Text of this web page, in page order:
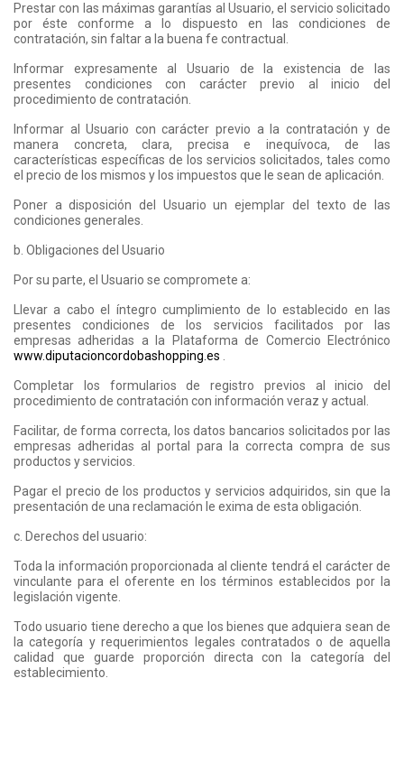
Prestar con las máximas garantías al Usuario, el servicio solicitado
por éste conforme a lo dispuesto en las condiciones de
contratación, sin faltar a la buena fe contractual.
Informar expresamente al Usuario de la existencia de las
presentes condiciones con carácter previo al inicio del
procedimiento de contratación.
Informar al Usuario con carácter previo a la contratación y de
manera concreta, clara, precisa e inequívoca, de las
características específicas de los servicios solicitados, tales como
el precio de los mismos y los impuestos que le sean de aplicación.
Poner a disposición del Usuario un ejemplar del texto de las
condiciones generales.
b. Obligaciones del Usuario
Por su parte, el Usuario se compromete a:
Llevar a cabo el íntegro cumplimiento de lo establecido en las
presentes condiciones de los servicios facilitados por las
empresas adheridas a la Plataforma de Comercio Electrónico
www.diputacioncordobashopping.es
Completar los formularios de registro previos al inicio del
procedimiento de contratación con información veraz y actual.
Facilitar, de forma correcta, los datos bancarios solicitados por las
empresas adheridas al portal para la correcta compra de sus
productos y servicios.
Pagar el precio de los productos y servicios adquiridos, sin que la
presentación de una reclamación le exima de esta obligación.
c. Derechos del usuario:
Toda la información proporcionada al cliente tendrá el carácter de
vinculante para el oferente en los términos establecidos por la
legislación vigente.
Todo usuario tiene derecho a que los bienes que adquiera sean de
la categoría y requerimientos legales contratados o de aquella
calidad que guarde proporción directa con la categoría del
establecimiento.